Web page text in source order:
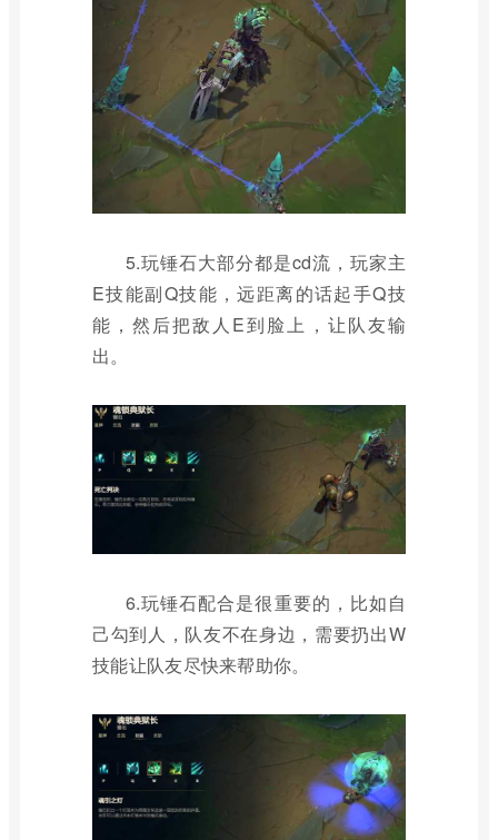
5.玩锤石大部分都是cd流，玩家主
E技能副Q技能，远距离的话起手Q技
能，然后把敌人E到脸上，让队友输
出。
6.玩锤石配合是很重要的，比如自
己勾到人，队友不在身边，需要扔出W
技能让队友尽快来帮助你。